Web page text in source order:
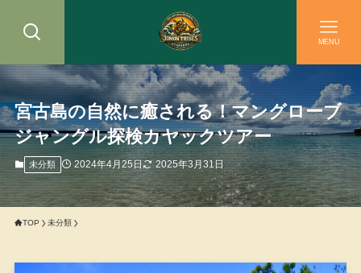
MENU
宮古島の自然に癒される！マングローブ
ジャングル探検カヤックツアー
未分類 2024年4月25日 2025年3月31日
TOP 未分類